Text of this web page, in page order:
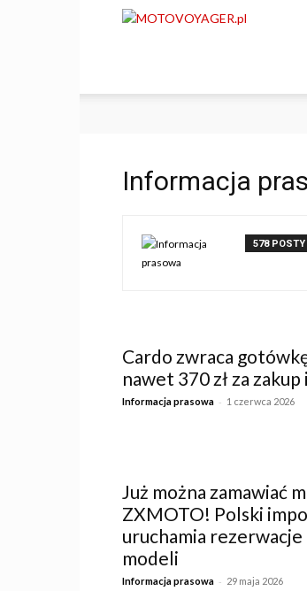
Motovoyager
Informacja
578 POSTY
Cardo zwraca
nawet 370 zł za
Informacja prasowa - 1 czerwca 2026
Już można zamawiać
ZXMOTO! Polski
uruchamia
modeli
Informacja prasowa - 29 maja 2026